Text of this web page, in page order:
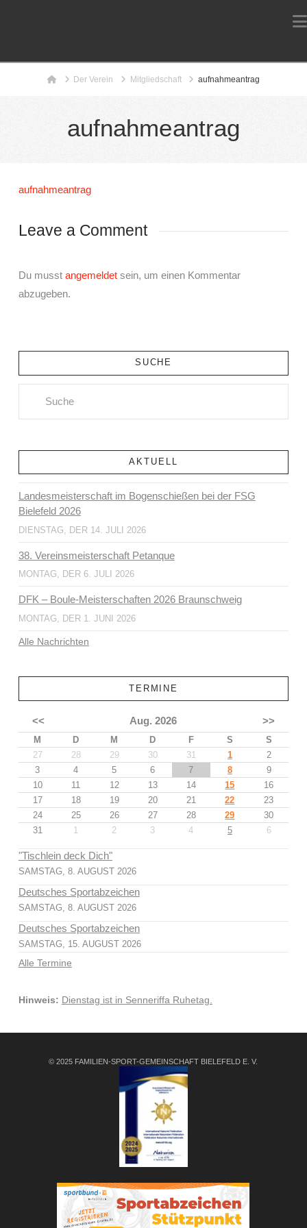
HomeDer Verein Mitgliedschaft aufnahmeantrag
aufnahmeantrag
aufnahmeantrag
Leave a Comment
Du musst angemeldetsein, um einen Kommentar
abzugeben.
SUCHE
AKTUELL
Landesmeisterschaft im Bogenschießen bei der FSG
Bielefeld 2026
DIENSTAG, DER 14. JULI 2026
38. Vereinsmeisterschaft Petanque
MONTAG, DER 6. JULI 2026
DFK – Boule-Meisterschaften 2026 Braunschweig
MONTAG, DER 1. JUNI 2026
Alle Nachrichten
TERMINE
<< Aug. 2026 >>
M D M D F S
S
27
28 29 30 31 1
2
3
4 5 6 7 8
9
10
11 12 13 14 15
16
17
18 19 20 21 22
23
24
25 26 27 28 29
30
31
1 2 3 4 5 6
"Tischlein deck Dich"
SAMSTAG, 8. AUGUST 2026
Deutsches Sportabzeichen
SAMSTAG, 8. AUGUST 2026
Deutsches Sportabzeichen
SAMSTAG, 15. AUGUST 2026
Alle Termine
Hinweis: Dienstag ist in Senneriffa Ruhetag.
© 2025 FAMILIEN-SPORT-GEMEINSCHAFT BIELEFELD E. V.